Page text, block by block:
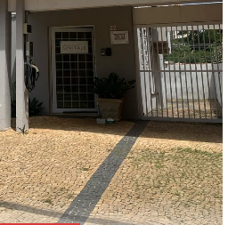
e muito acolhedora.
Super indico!